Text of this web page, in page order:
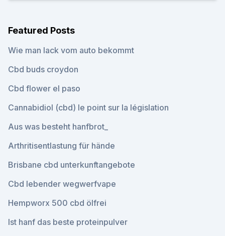
Featured Posts
Wie man lack vom auto bekommt
Cbd buds croydon
Cbd flower el paso
Cannabidiol (cbd) le point sur la législation
Aus was besteht hanfbrot_
Arthritisentlastung für hände
Brisbane cbd unterkunftangebote
Cbd lebender wegwerfvape
Hempworx 500 cbd ölfrei
Ist hanf das beste proteinpulver